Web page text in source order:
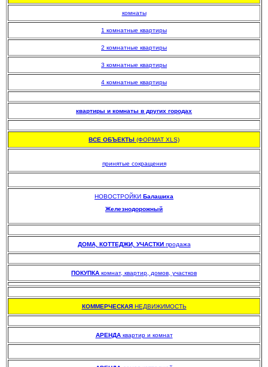
комнаты
1 комнатные квартиры
2 комнатные квартиры
3 комнатные квартиры
4 комнатные квартиры
квартиры и комнаты в других городах
ВСЕ ОБЪЕКТЫ (ФОРМАТ XLS)
принятые сокращения
НОВОСТРОЙКИ Балашиха
Железнодорожный
ДОМА, КОТТЕДЖИ, УЧАСТКИ продажа
ПОКУПКА комнат, квартир, домов, участков
КОММЕРЧЕСКАЯ НЕДВИЖИМОСТЬ
АРЕНДАквартир и комнат